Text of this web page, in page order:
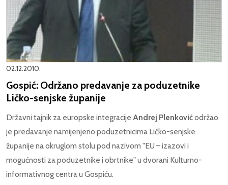
02.12.2010.
Gospić: Održano predavanje za poduzetnike
Ličko-senjske županije
Državni tajnik za europske integracije Andrej Plenkovićodržao
je predavanje namijenjeno poduzetnicima Ličko-senjske
županije na okruglom stolu pod nazivom "EU – izazovi i
mogućnosti za poduzetnike i obrtnike" u dvorani Kulturno-
informativnog centra u Gospiću.